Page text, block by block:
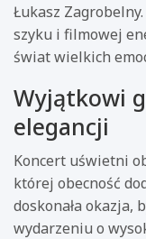
Łukasz
szyku i filmowej
świat wielkich
Wyjątkowi
elegancji
Koncert uświetni
której obecność
doskonała okazja,
wydarzeniu o